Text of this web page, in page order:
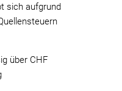
sich aufgrund
über CHF